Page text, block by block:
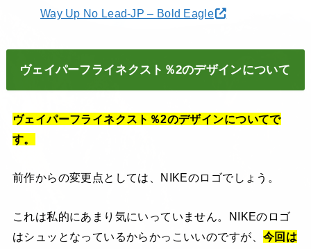
Way Up No Lead-JP – Bold Eagle
ヴェイパーフライネクスト％2のデザインについて
ヴェイパーフライネクスト％2のデザインについてで
す。
前作からの変更点としては、NIKEのロゴでしょう。
これは私的にあまり気にいっていません。NIKEのロゴ
はシュッとなっているからかっこいいのですが、 今回は